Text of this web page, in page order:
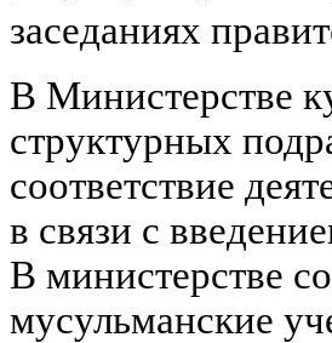
заседаниях
В Министерстве
структурных
соответствие
в связи с
В министерстве
мусульманские